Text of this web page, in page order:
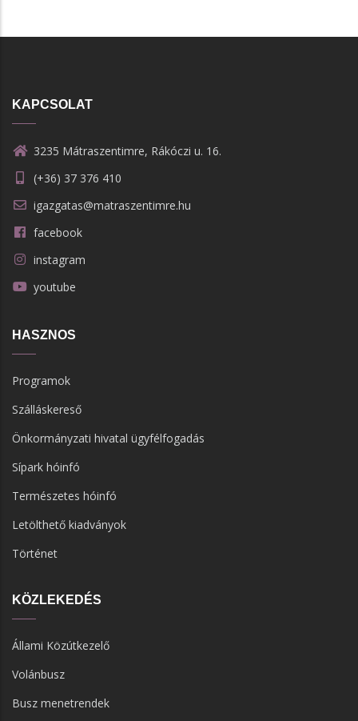
KAPCSOLAT
3235 Mátraszentimre, Rákóczi u. 16.
(+36) 37 376 410
igazgatas@matraszentimre.hu
facebook
instagram
youtube
HASZNOS
Programok
Szálláskereső
Önkormányzati hivatal ügyfélfogadás
Sípark hóinfó
Természetes hóinfó
Letölthető kiadványok
Történet
KÖZLEKEDÉS
Állami Közútkezelő
Volánbusz
Busz menetrendek